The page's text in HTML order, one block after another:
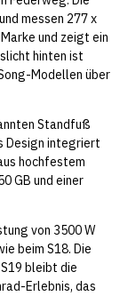
messen 277 x
und zeigt ein
hinten ist
Modellen über
Standfuß
Design integriert
hochfestem
GB und einer
von 3500 W
beim S18. Die
bleibt die
Erlebnis, das